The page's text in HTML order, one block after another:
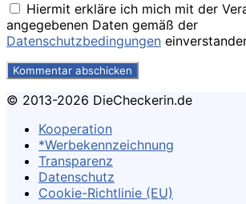
Hiermit erkläre ich mich mit der
angegebenen Daten gemäß der
Datenschutzbedingungen
© 2013-2026 DieCheckerin.de
Kooperation
*Werbekennzeichnung
Transparenz
Datenschutz
Cookie-Richtlinie (EU)